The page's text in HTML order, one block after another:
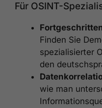
Für OSINT-
Finden Sie
spezialisierter
den
wie man